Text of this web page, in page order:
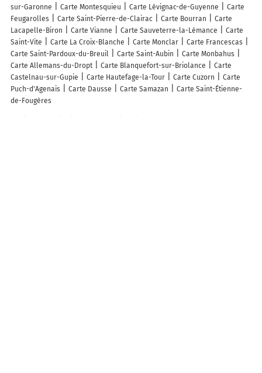
sur-Garonne
Carte Montesquieu Carte Lévignac-de-Guyenne
Carte
Feugarolles
Carte Saint-Pierre-de-Clairac Carte Bourran
Carte
Lacapelle-Biron
Carte Vianne Carte Sauveterre-la-Lémance
Carte
Saint-Vite
Carte La Croix-Blanche Carte Monclar
Carte Francescas
Carte Saint-Pardoux-du-Breuil
Carte Saint-Aubin
Carte Monbahus
Carte Allemans-du-Dropt
Carte Blanquefort-sur-Briolance
Carte
Castelnau-sur-Gupie
Carte Hautefage-la-Tour Carte Cuzorn
Carte
Puch-d'Agenais
Carte Dausse Carte Samazan
Carte Saint-Étienne-
de-Fougères